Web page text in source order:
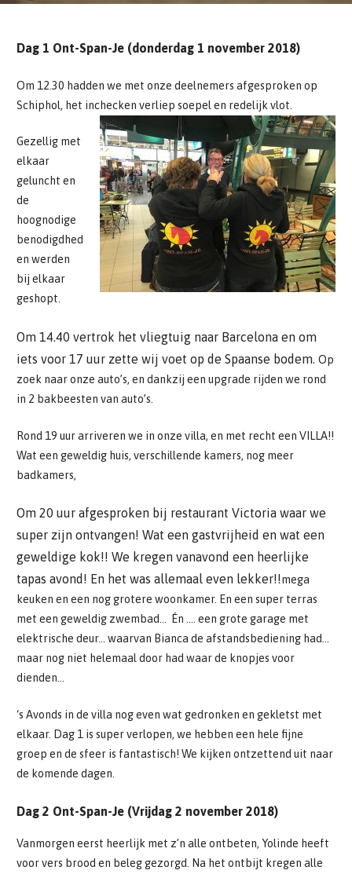
Dag 1 Ont-Span-Je (donderdag 1 november 2018)
Om 12.30 hadden we met onze deelnemers afgesproken op
Schiphol, het inchecken verliep soepel en redelijk vlot.
Gezellig met
elkaar
geluncht en
de
hoognodige
benodigdhed
en werden
bij elkaar
geshopt.
Om 14.40 vertrok het vliegtuig naar Barcelona en om
iets voor 17 uur zette wij voet op de Spaanse bodem. Op
zoek naar onze auto’s, en dankzij een upgrade rijden we rond
in 2 bakbeesten van auto’s.
Rond 19 uur arriveren we in onze villa, en met recht een VILLA!!
Wat een geweldig huis, verschillende kamers, nog meer
badkamers,
Om 20 uur afgesproken bij restaurant Victoria waar we
super zijn ontvangen! Wat een gastvrijheid en wat een
geweldige kok!! We kregen vanavond een heerlijke
tapas avond! En het was allemaal even lekker!!mega
keuken en een nog grotere woonkamer. En een super terras
met een geweldig zwembad… Én …. een grote garage met
elektrische deur… waarvan Bianca de afstandsbediening had…
maar nog niet helemaal door had waar de knopjes voor
dienden…
‘s Avonds in de villa nog even wat gedronken en gekletst met
elkaar. Dag 1 is super verlopen, we hebben een hele fijne
groep en de sfeer is fantastisch! We kijken ontzettend uit naar
de komende dagen.
Dag 2 Ont-Span-Je (Vrijdag 2 november 2018)
Vanmorgen eerst heerlijk met z’n alle ontbeten, Yolinde heeft
voor vers brood en beleg gezorgd. Na het ontbijt kregen alle